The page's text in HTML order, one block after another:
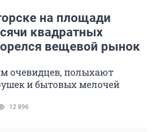
на площади
квадратных
вещевой рынок
очевидцев, полыхают
и бытовых мелочей
12 896